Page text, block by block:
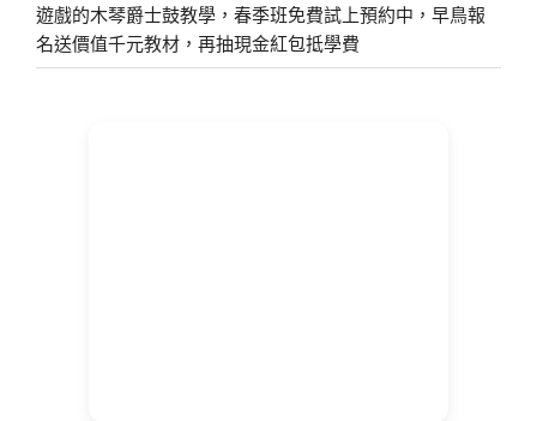
遊戲的木琴爵士鼓教學，春季班免費試上預約中，早鳥報
名送價值千元教材，再抽現金紅包抵學費